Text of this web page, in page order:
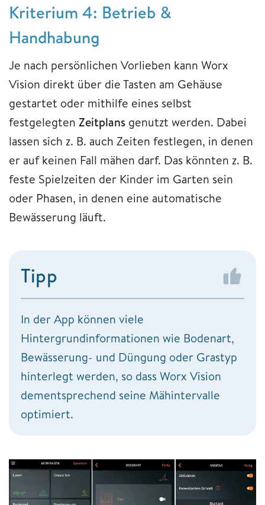
Kriterium 4: Betrieb &
Handhabung
Je nach persönlichen Vorlieben kann Worx
Vision direkt über die Tasten am Gehäuse
gestartet oder mithilfe eines selbst
festgelegten Zeitplans genutzt werden. Dabei
lassen sich z. B. auch Zeiten festlegen, in denen
er auf keinen Fall mähen darf. Das könnten z. B.
feste Spielzeiten der Kinder im Garten sein
oder Phasen, in denen eine automatische
Bewässerung läuft.
Tipp
In der App können viele
Hintergrundinformationen wie Bodenart,
Bewässerung- und Düngung oder Grastyp
hinterlegt werden, so dass Worx Vision
dementsprechend seine Mähintervalle
optimiert.